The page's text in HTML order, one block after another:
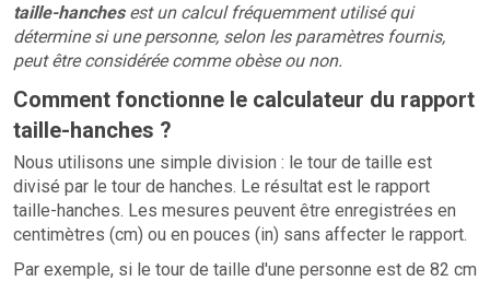
taille-hanchesest un calcul fréquemment utilisé qui
détermine si une personne, selon les paramètres fournis,
peut être considérée comme obèse ou non.
Comment fonctionne le calculateur du rapport
taille-hanches ?
Nous utilisons une simple division : le tour de taille est
divisé par le tour de hanches. Le résultat est le rapport
taille-hanches. Les mesures peuvent être enregistrées en
centimètres (cm) ou en pouces (in) sans affecter le rapport.
Par exemple, si le tour de taille d'une personne est de 82 cm